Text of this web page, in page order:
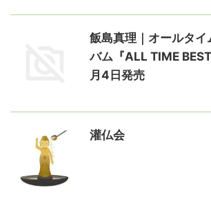
飯島真理｜オールタイ
バム『ALL TIME
月4日発売
灌仏会